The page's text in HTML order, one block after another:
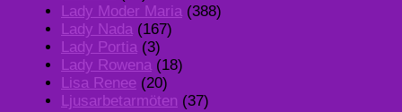
Lady Moder Maria (388)
Lady Nada (167)
Lady Portia (3)
Lady Rowena (18)
Lisa Renee (20)
Ljusarbetarmöten (37)